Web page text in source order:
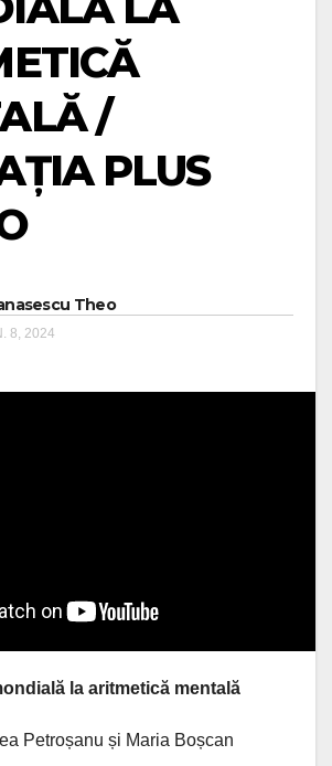
/
PLUS
Theo
8, 2024
la aritmetică mentală
Petroșanu și Maria Boșcan